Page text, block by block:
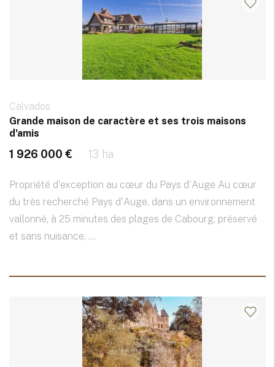
Calvados
Grande maison de caractère et ses trois maisons
d'amis
1 926 000 € 13 ha
Propriété d'exception au cœur du Pays d'Auge Au cœur
du très recherché Pays d'Auge, dans un environnement
vallonné, à 25 minutes des plages de Cabourg, préservé
et sans nuisance, ...